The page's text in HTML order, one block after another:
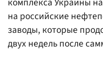
на российские
заводы, которые
двух недель после